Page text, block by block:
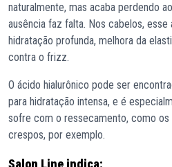
naturalmente, mas acaba perdendo
ausência faz falta. Nos cabelos,
hidratação profunda, melhora da
contra o frizz.
O ácido hialurônico pode ser
para hidratação intensa, e é
sofre com o ressecamento, como os
crespos, por exemplo.
Salon Line indica: